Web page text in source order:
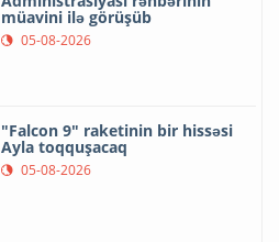
müavini ilə görüşüb
05-08-2026
"Falcon 9" raketinin bir hissəsi
Ayla toqquşacaq
05-08-2026